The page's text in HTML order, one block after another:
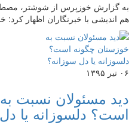
به گزارش خوزپرس از شوشتر،
هم اندیشی با خبرنگاران اظهار کرد:
۰۶ تیر ۱۳۹۵
دید مسئولان نسبت
است؟ دلسوزانه یا